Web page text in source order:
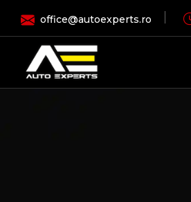
office@autoexperts.ro